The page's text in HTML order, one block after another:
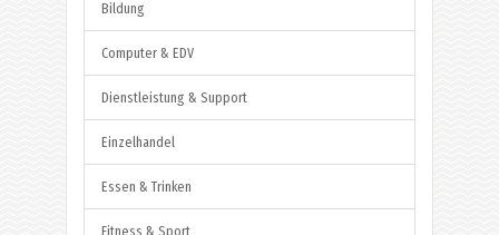
Bildung
Computer & EDV
Dienstleistung & Support
Einzelhandel
Essen & Trinken
Fitness & Sport